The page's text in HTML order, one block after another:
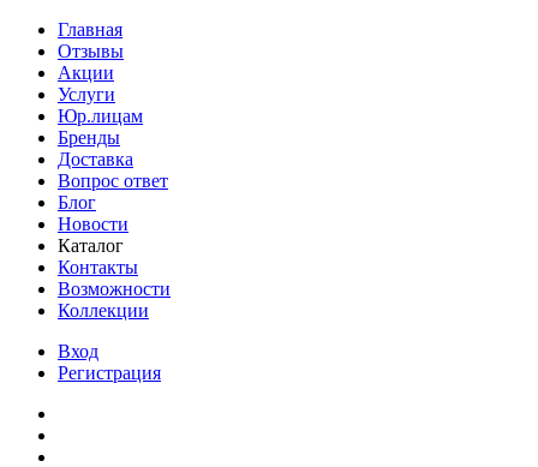
Главная
Отзывы
Акции
Услуги
Юр.лицам
Бренды
Доставка
Вопрос ответ
Блог
Новости
Каталог
Контакты
Возможности
Коллекции
Вход
Регистрация